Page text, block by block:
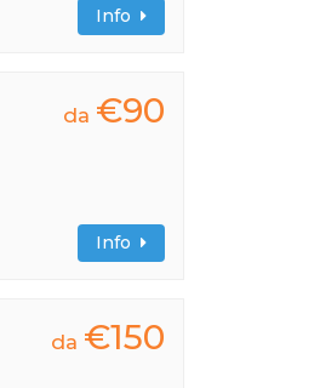
Info
da €90
Info
da €150